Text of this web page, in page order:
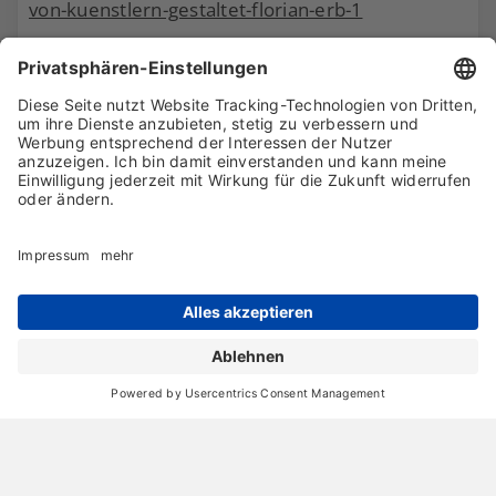
Der Frankfurter Künstler Florian Erb gestaltet
Hausfassade der Nassauischen Heimstätten
10. Januar 2023
Kinderhotel: Malerische Fantasielandschaft im
27. September 2022